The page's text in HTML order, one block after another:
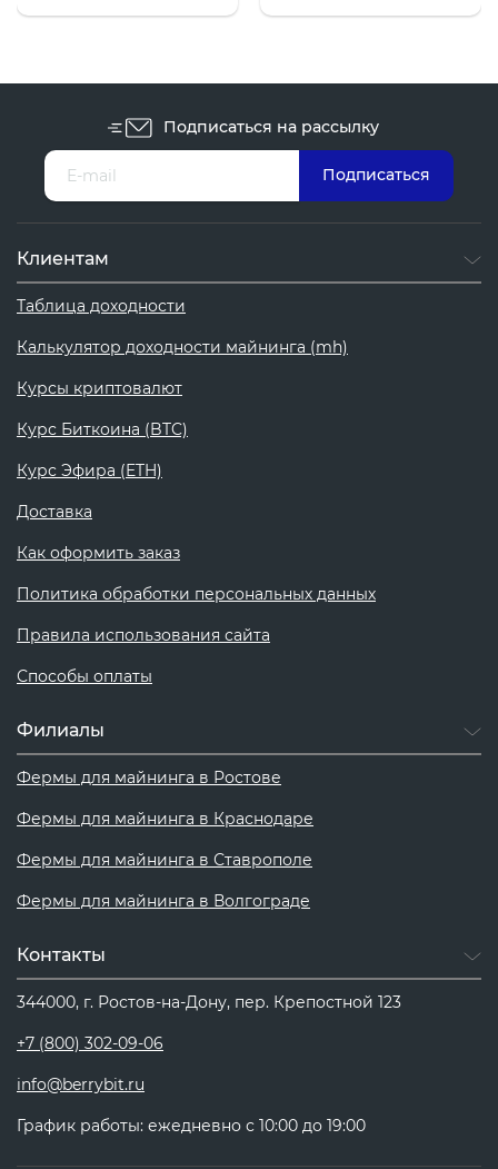
Подписаться на рассылку
Клиентам
Таблица доходности
Калькулятор доходности майнинга (mh)
Курсы криптовалют
Курс Биткоина (BTC)
Курс Эфира (ETH)
Доставка
Как оформить заказ
Политика обработки персональных данных
Правила использования сайта
Способы оплаты
Филиалы
Фермы для майнинга в Ростове
Фермы для майнинга в Краснодаре
Фермы для майнинга в Ставрополе
Фермы для майнинга в Волгограде
Контакты
344000, г. Ростов-на-Дону, пер. Крепостной 123
+7 (800) 302-09-06
info@berrybit.ru
График работы: ежедневно с 10:00 до 19:00